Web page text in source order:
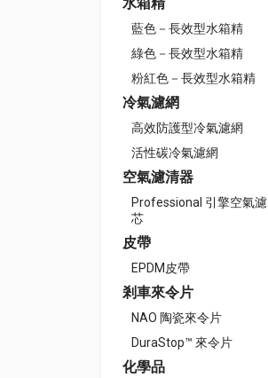
藍色－長效型水箱精
綠色－長效型水箱精
粉紅色－長效型水箱精
冷氣濾網
高效防護型冷氣濾網
活性碳冷氣濾網
空氣濾清器
Professional 引擎空氣濾
芯
皮帶
EPDM皮帶
剎車來令片
NAO 陶瓷來令片
DuraStop™ 來令片
化學品